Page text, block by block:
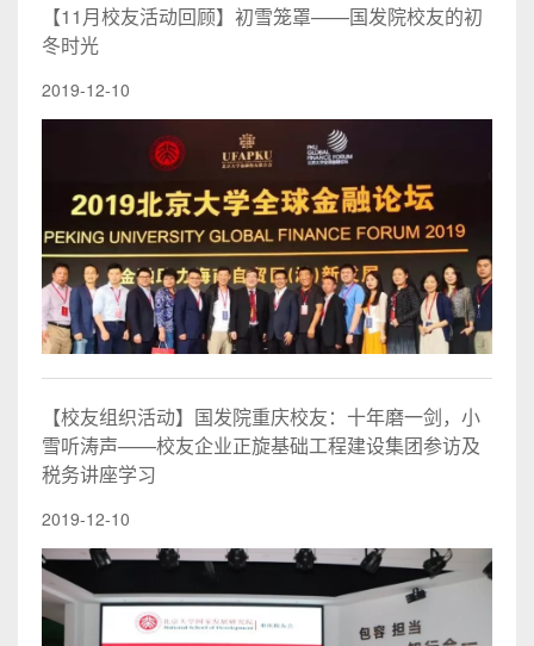
【11月校友活动回顾】初雪笼罩——国发院校友的初
冬时光
2019-12-10
【校友组织活动】国发院重庆校友：十年磨一剑，小
雪听涛声——校友企业正旋基础工程建设集团参访及
税务讲座学习
2019-12-10